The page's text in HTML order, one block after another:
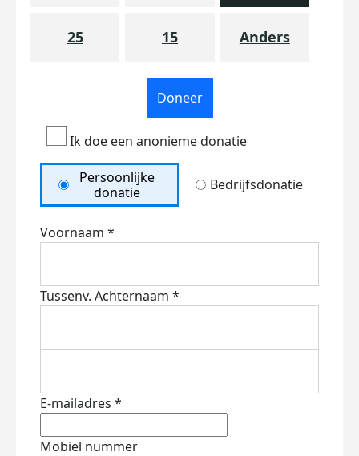
25 15 Anders
Doneer
Ik doe een anonieme donatie
Persoonlijke
donatie
Bedrijfsdonatie
Voornaam *
Tussenv. Achternaam *
E-mailadres *
Mobiel nummer